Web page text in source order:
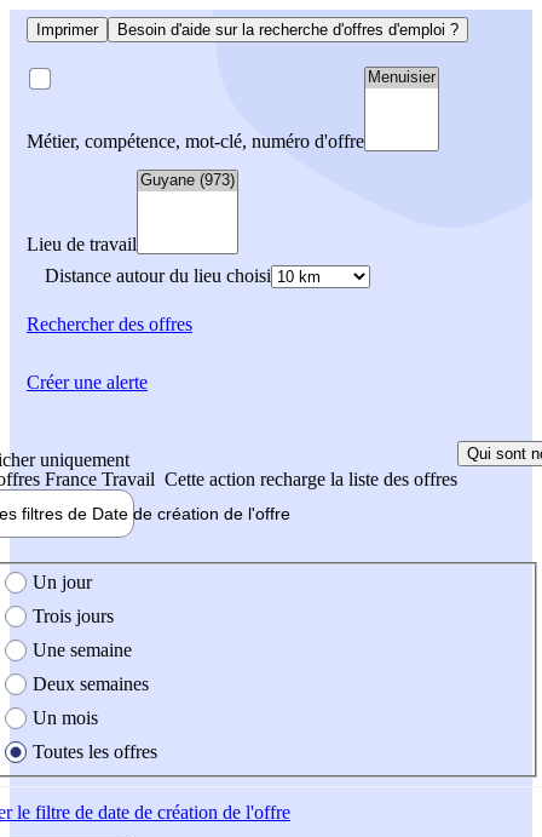
Imprimer Besoin d'aide sur la recherche d'offres d'emploi ?
Métier, compétence, mot-clé, numéro d'offre
Lieu de travail
Distance autour du lieu choisi
Rechercherdes offres
uniquement
France Travail Cette action recharge la liste des offres
Qui sont
filtres de Date de création de l'offre
création de l'offre
Un jour
Trois jours
Une semaine
Deux semaines
Un mois
Toutes les offres
le filtre de date de création de l'offre
Créer une alerte